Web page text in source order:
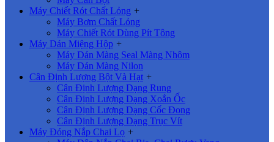
Máy Chiết Rót Chất Lỏng +
Máy Bơm Chất Lỏng
Máy Chiết Rót Dùng Pít Tông
Máy Dán Miệng Hộp +
Máy Dán Màng Seal Màng Nhôm
Máy Dán Màng Nilon
Cân Định Lượng Bột Và Hạt +
Cân Định Lượng Dạng Rung
Cân Định Lượng Dạng Xoắn Ốc
Cân Định Lượng Dạng Cốc Đong
Cân Định Lượng Dạng Trục Vít
Máy Đóng Nắp Chai Lọ +